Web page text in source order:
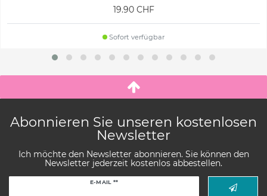
19.90 CHF
Sofort verfügbar
Abonnieren Sie unseren kostenlosen
Newsletter
Ich möchte den Newsletter abonnieren. Sie können den
Newsletter jederzeit kostenlos abbestellen.
E-MAIL **